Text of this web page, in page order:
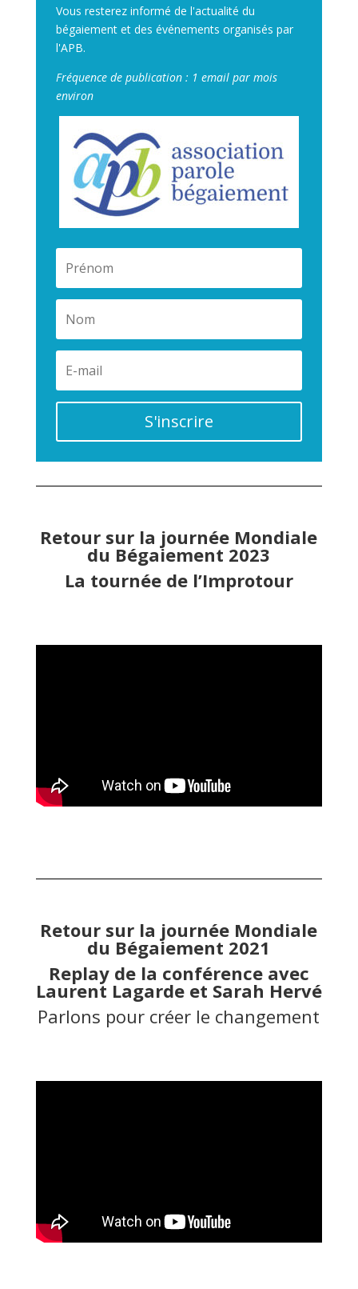
Vous resterez informé de l'actualité du
bégaiement et des événements organisés par
l'APB.
Fréquence de publication : 1 email par mois
environ
S'inscrire
Retour sur la journée Mondiale
du Bégaiement 2023
La tournée de l’Improtour
Retour sur la journée Mondiale
du Bégaiement 2021
Replay de la conférence avec
Laurent Lagarde et Sarah Hervé
Parlons pour créer le changement